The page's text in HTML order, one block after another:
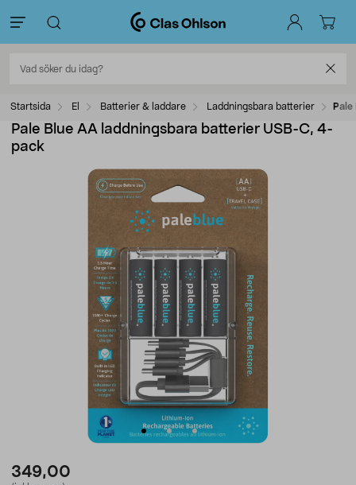
Startsida El Batterier & laddare Laddningsbara batterier
Pale Blue AA laddningsbara batterier USB-C, 4-
pack
349,00